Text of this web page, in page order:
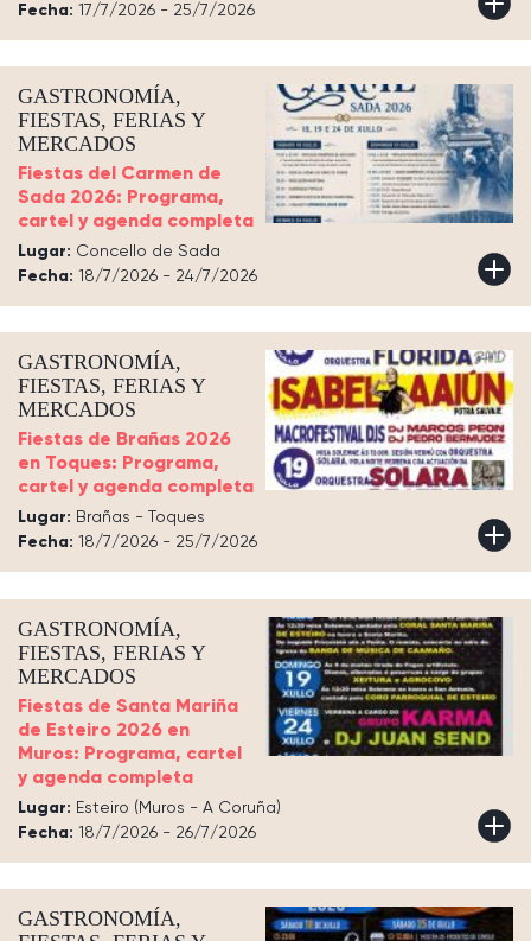
Fecha: 17/7/2026 - 25/7/2026
GASTRONOMÍA,
FIESTAS, FERIAS Y
MERCADOS
Fiestas del Carmen de
Sada 2026: Programa,
cartel y agenda completa
Lugar: Concello de Sada
Fecha: 18/7/2026 - 24/7/2026
GASTRONOMÍA,
FIESTAS, FERIAS Y
MERCADOS
Fiestas de Brañas 2026
en Toques: Programa,
cartel y agenda completa
Lugar: Brañas - Toques
Fecha: 18/7/2026 - 25/7/2026
GASTRONOMÍA,
FIESTAS, FERIAS Y
MERCADOS
Fiestas de Santa Mariña
de Esteiro 2026 en
Muros: Programa, cartel
y agenda completa
Lugar: Esteiro (Muros - A Coruña)
Fecha: 18/7/2026 - 26/7/2026
GASTRONOMÍA,